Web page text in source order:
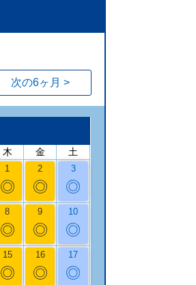
次の6ヶ月 >
木 金 土
1
◎
2
◎
3
◎
8
◎
9
◎
10
◎
15
◎
16
◎
17
◎